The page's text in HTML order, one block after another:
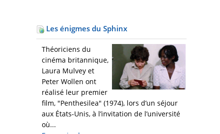
Les énigmes du Sphinx
Théoriciens du
cinéma britannique,
Laura Mulvey et
Peter Wollen ont
réalisé leur premier
film, "Penthesilea" (1974), lors d’un séjour
aux États-Unis, à l’invitation de l’université
où...